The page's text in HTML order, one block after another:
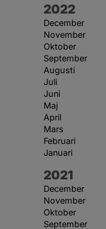
År:
2022
December
November
Oktober
September
Augusti
Juli
Juni
Maj
April
Mars
Februari
Januari
År:
2021
December
November
Oktober
September